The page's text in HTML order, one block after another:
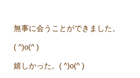
無事に会うことができました。
( ^)o(^ )
嬉しかった。( ^)o(^ )